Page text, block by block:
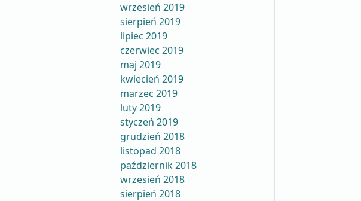
wrzesień 2019
sierpień 2019
lipiec 2019
czerwiec 2019
maj 2019
kwiecień 2019
marzec 2019
luty 2019
styczeń 2019
grudzień 2018
listopad 2018
październik 2018
wrzesień 2018
sierpień 2018